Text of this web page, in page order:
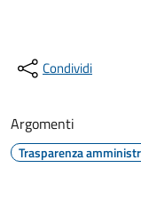
Condividi
Argomenti
Trasparenza